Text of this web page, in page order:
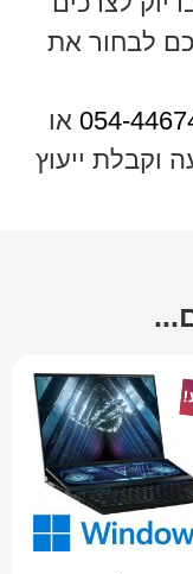
לבחור את
054- או
וקבלת ייעוץ